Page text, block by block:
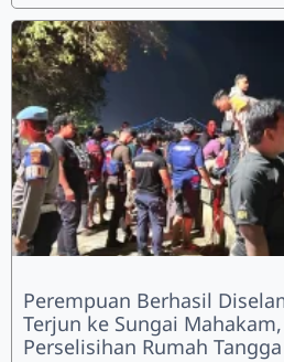
Perempuan Berhasil
Terjun ke Sungai
Perselisihan Rumah Tangga